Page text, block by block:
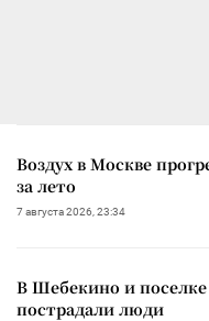
Воздух в Москве
за лето
7 августа 2026, 23:34
В Шебекино и
пострадали люди